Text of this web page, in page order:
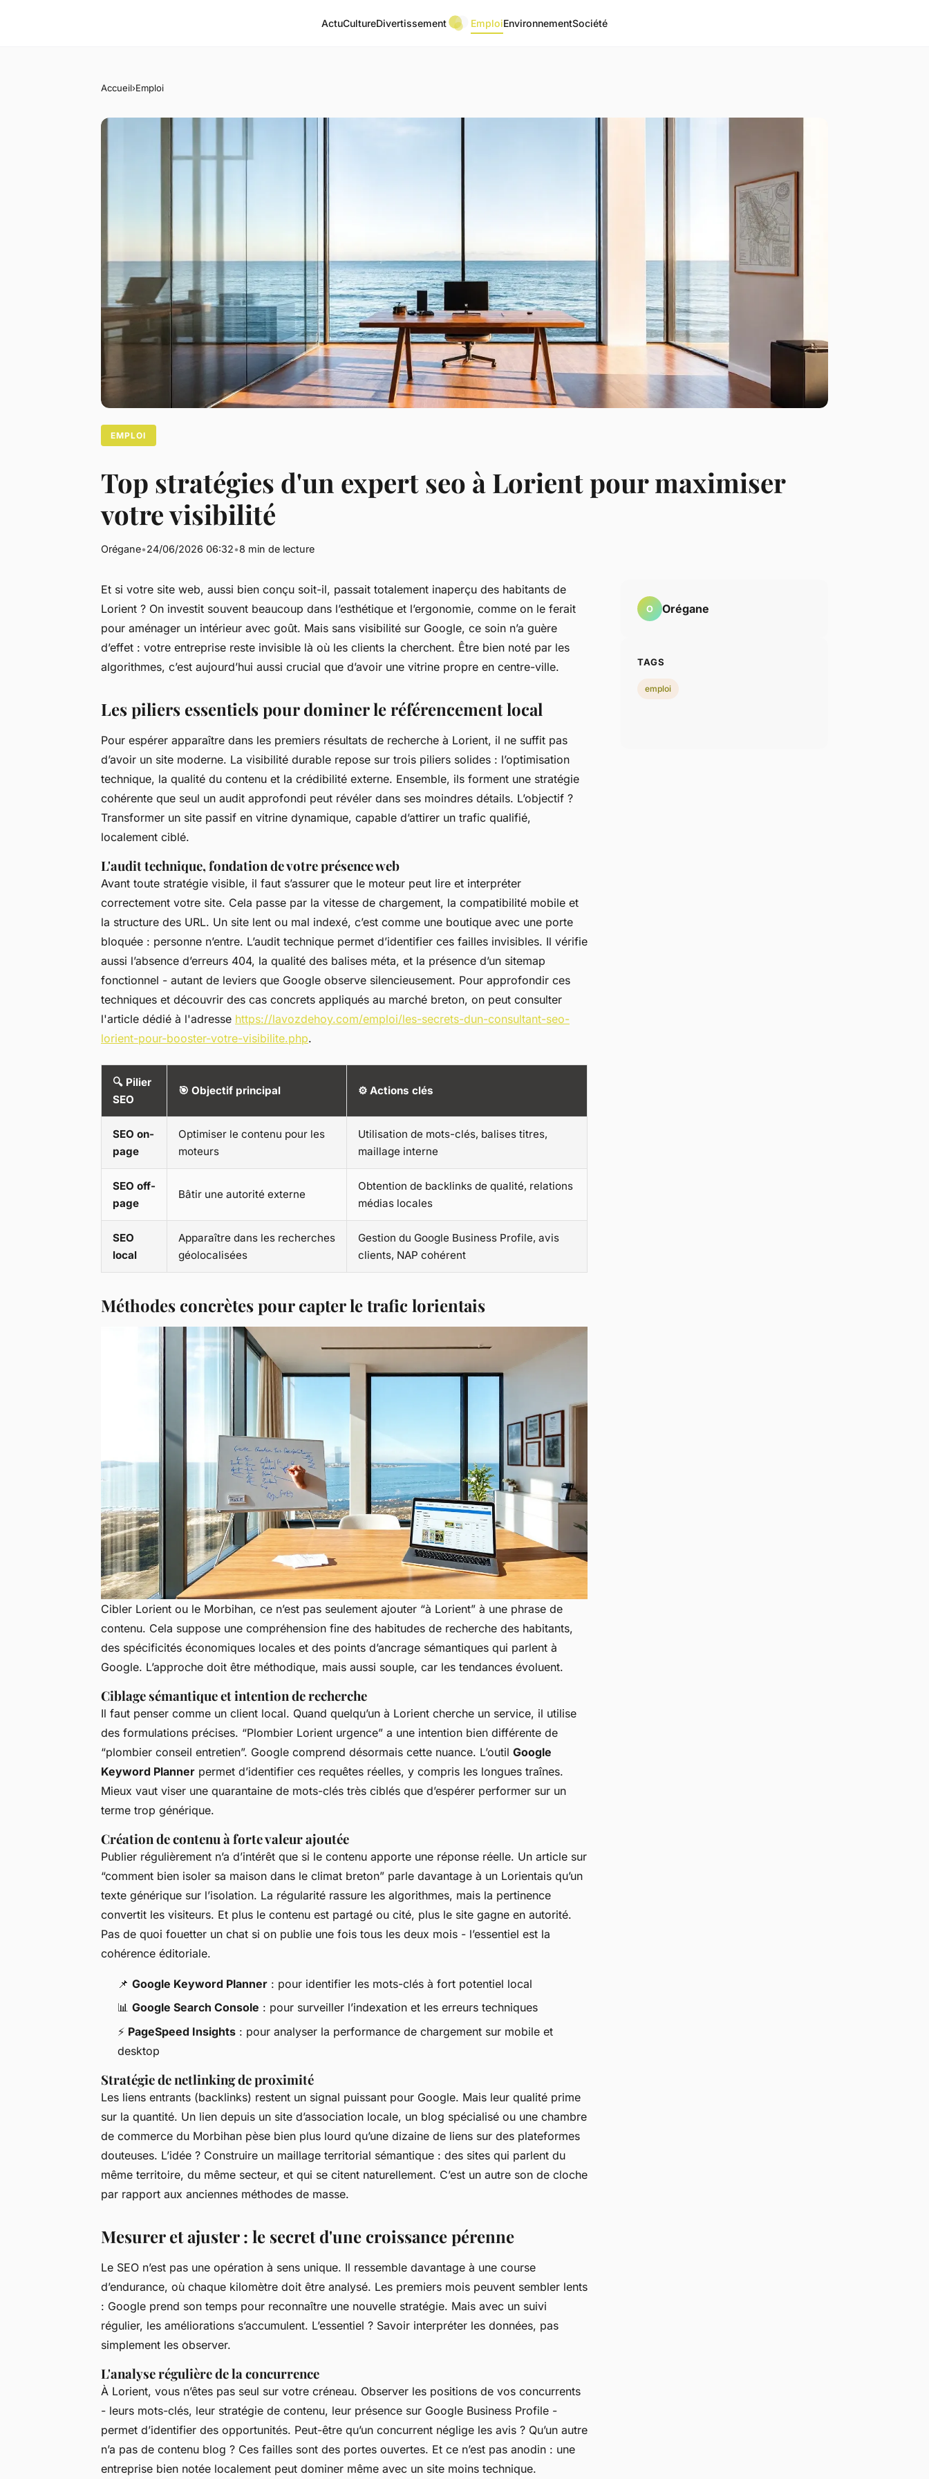
ActuCultureDivertissement EmploiEnvironnementSociété
Accueil›Emploi
EMPLOI
Top stratégies d'un expert seo à Lorient pour maximiser
votre visibilité
Orégane•24/06/2026 06:32•8 min de lecture
Et si votre site web, aussi bien conçu soit-il, passait totalement inaperçu des habitants de
Lorient ? On investit souvent beaucoup dans l’esthétique et l’ergonomie, comme on le ferait
pour aménager un intérieur avec goût. Mais sans visibilité sur Google, ce soin n’a guère
d’effet : votre entreprise reste invisible là où les clients la cherchent. Être bien noté par les
algorithmes, c’est aujourd’hui aussi crucial que d’avoir une vitrine propre en centre-ville.
Les piliers essentiels pour dominer le référencement local
Pour espérer apparaître dans les premiers résultats de recherche à Lorient, il ne suffit pas
d’avoir un site moderne. La visibilité durable repose sur trois piliers solides : l’optimisation
technique, la qualité du contenu et la crédibilité externe. Ensemble, ils forment une stratégie
cohérente que seul un audit approfondi peut révéler dans ses moindres détails. L’objectif ?
Transformer un site passif en vitrine dynamique, capable d’attirer un trafic qualifié,
localement ciblé.
L'audit technique, fondation de votre présence web
Avant toute stratégie visible, il faut s’assurer que le moteur peut lire et interpréter
correctement votre site. Cela passe par la vitesse de chargement, la compatibilité mobile et
la structure des URL. Un site lent ou mal indexé, c’est comme une boutique avec une porte
bloquée : personne n’entre. L’audit technique permet d’identifier ces failles invisibles. Il vérifie
aussi l’absence d’erreurs 404, la qualité des balises méta, et la présence d’un sitemap
fonctionnel - autant de leviers que Google observe silencieusement. Pour approfondir ces
techniques et découvrir des cas concrets appliqués au marché breton, on peut consulter
l'article dédié à l'adresse https://lavozdehoy.com/emploi/les-secrets-dun-consultant-seo-
lorient-pour-booster-votre-visibilite.php.
🔍 Pilier
SEO
🎯 Objectif principal ⚙️ Actions clés
SEO on-
page
Optimiser le contenu pour les
moteurs
Utilisation de mots-clés, balises titres,
maillage interne
SEO off-
page
Bâtir une autorité externe
Obtention de backlinks de qualité, relations
médias locales
SEO
local
Apparaître dans les recherches
géolocalisées
Gestion du Google Business Profile, avis
clients, NAP cohérent
Méthodes concrètes pour capter le trafic lorientais
Cibler Lorient ou le Morbihan, ce n’est pas seulement ajouter “à Lorient” à une phrase de
contenu. Cela suppose une compréhension fine des habitudes de recherche des habitants,
des spécificités économiques locales et des points d’ancrage sémantiques qui parlent à
Google. L’approche doit être méthodique, mais aussi souple, car les tendances évoluent.
Ciblage sémantique et intention de recherche
Il faut penser comme un client local. Quand quelqu’un à Lorient cherche un service, il utilise
des formulations précises. “Plombier Lorient urgence” a une intention bien différente de
“plombier conseil entretien”. Google comprend désormais cette nuance. L’outil Google
Keyword Planner permet d’identifier ces requêtes réelles, y compris les longues traînes.
Mieux vaut viser une quarantaine de mots-clés très ciblés que d’espérer performer sur un
terme trop générique.
Création de contenu à forte valeur ajoutée
Publier régulièrement n’a d’intérêt que si le contenu apporte une réponse réelle. Un article sur
“comment bien isoler sa maison dans le climat breton” parle davantage à un Lorientais qu’un
texte générique sur l’isolation. La régularité rassure les algorithmes, mais la pertinence
convertit les visiteurs. Et plus le contenu est partagé ou cité, plus le site gagne en autorité.
Pas de quoi fouetter un chat si on publie une fois tous les deux mois - l’essentiel est la
cohérence éditoriale.
📌 Google Keyword Planner : pour identifier les mots-clés à fort potentiel local
📊 Google Search Console : pour surveiller l’indexation et les erreurs techniques
⚡ PageSpeed Insights : pour analyser la performance de chargement sur mobile et
desktop
Stratégie de netlinking de proximité
Les liens entrants (backlinks) restent un signal puissant pour Google. Mais leur qualité prime
sur la quantité. Un lien depuis un site d’association locale, un blog spécialisé ou une chambre
de commerce du Morbihan pèse bien plus lourd qu’une dizaine de liens sur des plateformes
douteuses. L’idée ? Construire un maillage territorial sémantique : des sites qui parlent du
même territoire, du même secteur, et qui se citent naturellement. C’est un autre son de cloche
par rapport aux anciennes méthodes de masse.
Mesurer et ajuster : le secret d'une croissance pérenne
Le SEO n’est pas une opération à sens unique. Il ressemble davantage à une course
d’endurance, où chaque kilomètre doit être analysé. Les premiers mois peuvent sembler lents
: Google prend son temps pour reconnaître une nouvelle stratégie. Mais avec un suivi
régulier, les améliorations s’accumulent. L’essentiel ? Savoir interpréter les données, pas
simplement les observer.
L'analyse régulière de la concurrence
À Lorient, vous n’êtes pas seul sur votre créneau. Observer les positions de vos concurrents
- leurs mots-clés, leur stratégie de contenu, leur présence sur Google Business Profile -
permet d’identifier des opportunités. Peut-être qu’un concurrent néglige les avis ? Qu’un autre
n’a pas de contenu blog ? Ces failles sont des portes ouvertes. Et ce n’est pas anodin : une
entreprise bien notée localement peut dominer même avec un site moins technique.
O Orégane
TAGS
emploi